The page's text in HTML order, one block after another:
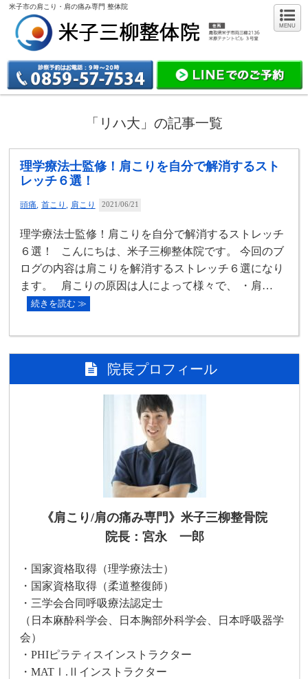
米子市の肩こり・肩の痛み専門 整体院
MENU
「リハ大」の記事一覧
理学療法士監修！肩こりを自分で解消するスト
レッチ６選！
頭痛 首こり 肩こり 2021/06/21
理学療法士監修！肩こりを自分で解消するストレッチ
６選！ こんにちは、米子三柳整体院です。 今回のブ
ログの内容は肩こりを解消するストレッチ６選になり
ます。 肩こりの原因は人によって様々で、 ・肩…
続きを読む
院長プロフィール
《肩こり/肩の痛み専門》米子三柳整骨院
院長：宮永 一郎
・国家資格取得（理学療法士）
・国家資格取得（柔道整復師）
・三学会合同呼吸療法認定士
（日本麻酔科学会、日本胸部外科学会、日本呼吸器学
会）
・PHIピラティスインストラクター
・MATⅠ.Ⅱインストラクター